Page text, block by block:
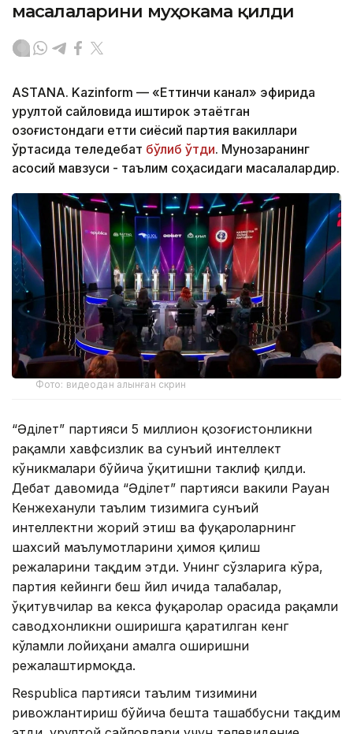
масалаларини муҳокама қилди
ASTANA. Kazinform — «Еттинчи канал» эфирида
Қурултой сайловида иштирок этаётган
Қозоғистондаги етти сиёсий партия вакиллари
ўртасида теледебат бўлиб ўтди. Мунозаранинг
асосий мавзуси - таълим соҳасидаги масалалардир.
Фото: видеодан алынған скрин
“Әділет” партияси 5 миллион қозоғистонликни
рақамли хавфсизлик ва сунъий интеллект
кўникмалари бўйича ўқитишни таклиф қилди.
Дебат давомида “Әділет” партияси вакили Рауан
Кенжеханули таълим тизимига сунъий
интеллектни жорий этиш ва фуқароларнинг
шахсий маълумотларини ҳимоя қилиш
режаларини тақдим этди. Унинг сўзларига кўра,
партия кейинги беш йил ичида талабалар,
ўқитувчилар ва кекса фуқаролар орасида рақамли
саводхонликни оширишга қаратилган кенг
кўламли лойиҳани амалга оширишни
режалаштирмоқда.
Respublica партияси таълим тизимини
ривожлантириш бўйича бешта ташаббусни тақдим